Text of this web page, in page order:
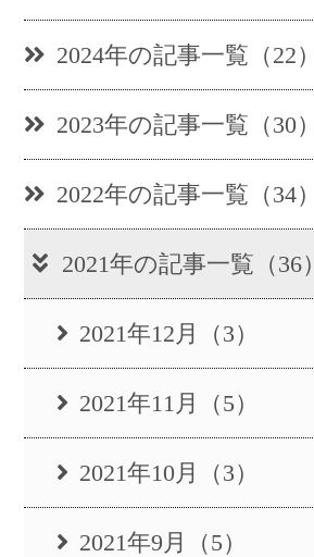
2024年の記事一覧（22）
2023年の記事一覧（30）
2022年の記事一覧（34）
2021年の記事一覧（36）
2021年12月（3）
2021年11月（5）
2021年10月（3）
2021年9月（5）